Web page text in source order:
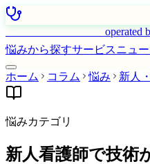
operated
悩みから探すサービスニュ
ホーム コラム 悩み 新人
悩みカテゴリ
新人看護師で技術